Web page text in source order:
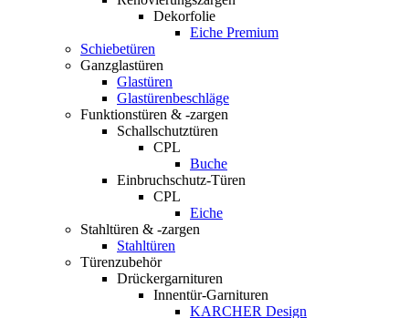
Dekorfolie
Eiche Premium
Schiebetüren
Ganzglastüren
Glastüren
Glastürenbeschläge
Funktionstüren & -zargen
Schallschutztüren
CPL
Buche
Einbruchschutz-Türen
CPL
Eiche
Stahltüren & -zargen
Stahltüren
Türenzubehör
Drückergarnituren
Innentür-Garnituren
KARCHER Design